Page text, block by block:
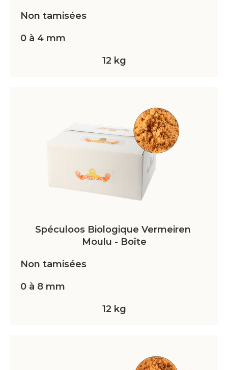
Non tamisées
0 à 4 mm
12 kg
Spéculoos Biologique Vermeiren
Moulu - Boîte
Non tamisées
0 à 8 mm
12 kg